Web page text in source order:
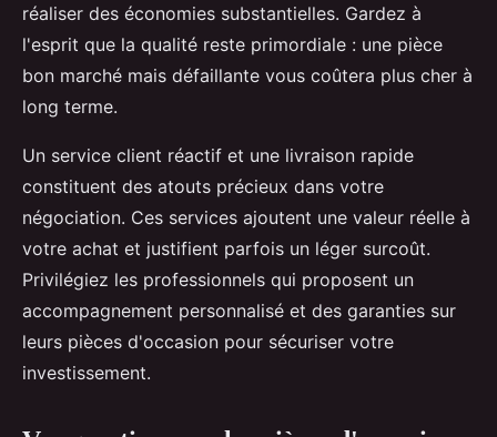
réaliser des économies substantielles. Gardez à
l'esprit que la qualité reste primordiale : une pièce
bon marché mais défaillante vous coûtera plus cher à
long terme.
Un service client réactif et une livraison rapide
constituent des atouts précieux dans votre
négociation. Ces services ajoutent une valeur réelle à
votre achat et justifient parfois un léger surcoût.
Privilégiez les professionnels qui proposent un
accompagnement personnalisé et des garanties sur
leurs pièces d'occasion pour sécuriser votre
investissement.